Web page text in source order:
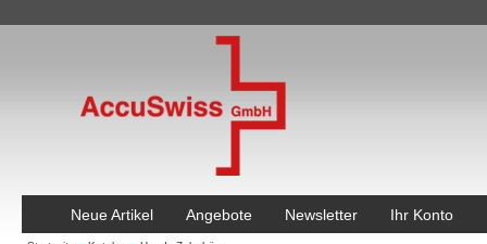
Neue Artikel Angebote Newsletter Ihr Konto